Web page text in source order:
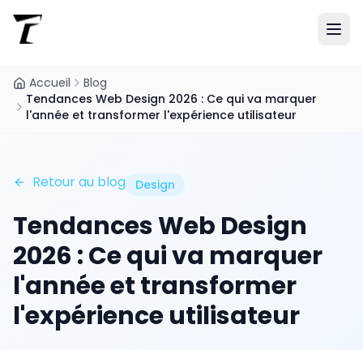
Accueil
Blog
Tendances Web Design 2026 : Ce qui va marquer
l'année et transformer l'expérience utilisateur
Retour au blog Design
Tendances Web Design
2026 : Ce qui va marquer
l'année et transformer
l'expérience utilisateur